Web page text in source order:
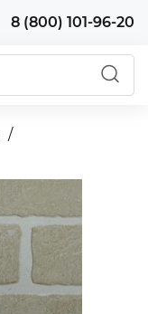
8 (800) 101-96-20